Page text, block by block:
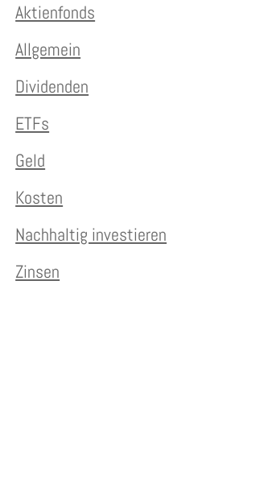
Aktienfonds
Allgemein
Dividenden
ETFs
Geld
Kosten
Nachhaltig investieren
Zinsen